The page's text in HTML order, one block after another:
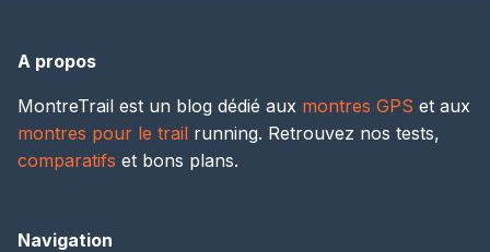
A propos
MontreTrail est un blog dédié aux montres GPS et aux
montres pour le trail running. Retrouvez nos tests,
comparatifs et bons plans.
Navigation